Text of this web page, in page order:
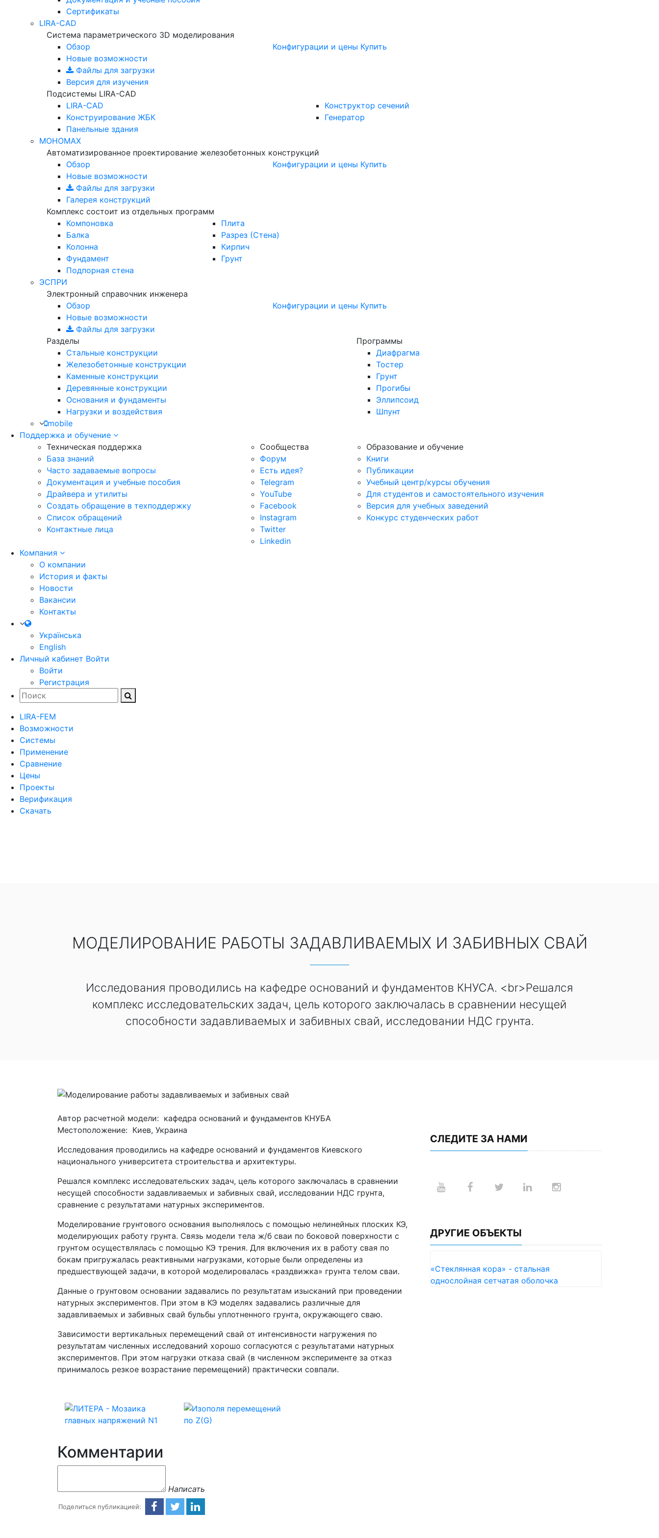
Сертификаты
LIRA-CAD
Система параметрического 3D моделирования
Обзор
Новые возможности
Файлы для загрузки
Версия для изучения
Конфигурации и цены Купить
Подсистемы LIRA-CAD
LIRA-CAD
Конструирование ЖБК
Панельные здания
Конструктор сечений
Генератор
МОНОМАХ
Автоматизированное проектирование железобетонных конструкций
Обзор
Новые возможности
Файлы для загрузки
Галерея конструкций
Конфигурации и цены Купить
Комплекс состоит из отдельных программ
Компоновка
Балка
Колонна
Фундамент
Подпорная стена
Плита
Разрез (Стена)
Кирпич
Грунт
ЭСПРИ
Электронный справочник инженера
Обзор
Новые возможности
Файлы для загрузки
Конфигурации и цены Купить
Разделы
Программы
Стальные конструкции
Железобетонные конструкции
Каменные конструкции
Деревянные конструкции
Основания и фундаменты
Нагрузки и воздействия
Диафрагма
Тостер
Грунт
Прогибы
Эллипсоид
Шпунт
mobile
Поддержка и обучение
Техническая поддержка
База знаний
Часто задаваемые вопросы
Документация и учебные пособия
Драйвера и утилиты
Создать обращение в техподдержку
Список обращений
Контактные лица
Сообщества
Форум
Есть идея?
Telegram
YouTube
Facebook
Instagram
Twitter
Linkedin
Образование и обучение
Книги
Публикации
Учебный центр/курсы обучения
Для студентов и самостоятельного изучения
Версия для учебных заведений
Конкурс студенческих работ
Компания
О компании
История и факты
Новости
Вакансии
Контакты
Українська
English
Личный кабинет Войти
Войти
Регистрация
LIRA-FEM
Возможности
Cистемы
Применение
Сравнение
Цены
Проекты
Верификация
Скачать
МОДЕЛИРОВАНИЕ РАБОТЫ ЗАДАВЛИВАЕМЫХ И ЗАБИВНЫХ СВАЙ
Исследования проводились на кафедре оснований и фундаментов КНУСА. <br>Решался
комплекс исследовательских задач, цель которого заключалась в сравнении несущей
способности задавливаемых и забивных свай, исследовании НДС грунта.
Автор расчетной модели: кафедра оснований и фундаментов КНУБА
Местоположение: Киев, Украина
Исследования проводились на кафедре оснований и фундаментов Киевского
национального университета строительства и архитектуры.
Решался комплекс исследовательских задач, цель которого заключалась в сравнении
несущей способности задавливаемых и забивных свай, исследовании НДС грунта,
сравнение с результатами натурных экспериментов.
Моделирование грунтового основания выполнялось с помощью нелинейных плоских КЭ,
моделирующих работу грунта. Связь модели тела ж/б сваи по боковой поверхности с
грунтом осуществлялась с помощью КЭ трения. Для включения их в работу свая по
бокам пригружалась реактивными нагрузками, которые были определены из
предшествующей задачи, в которой моделировалась «раздвижка» грунта телом сваи.
Данные о грунтовом основании задавались по результатам изысканий при проведении
натурных экспериментов. При этом в КЭ моделях задавались различные для
задавливаемых и забивных свай бульбы уплотненного грунта, окружающего сваю.
Зависимости вертикальных перемещений свай от интенсивности нагружения по
результатам численных исследований хорошо согласуются с результатами натурных
экспериментов. При этом нагрузки отказа свай (в численном эксперименте за отказ
принималось резкое возрастание перемещений) практически совпали.
Комментарии
Написать
Поделиться публикацией:
СЛЕДИТЕ ЗА НАМИ
ДРУГИЕ ОБЪЕКТЫ
«Стеклянная кора» - стальная
однослойная сетчатая оболочка